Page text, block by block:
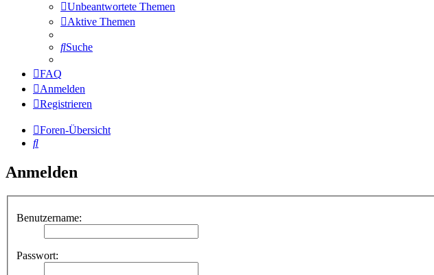
Unbeantwortete Themen
Aktive Themen
Suche
FAQ
Anmelden
Registrieren
Foren-Übersicht
Suche
Anmelden
Benutzername:
Passwort: